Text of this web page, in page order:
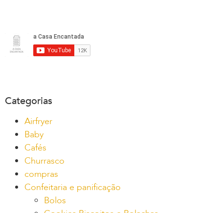
Categorias
Airfryer
Baby
Cafés
Churrasco
compras
Confeitaria e panificação
Bolos